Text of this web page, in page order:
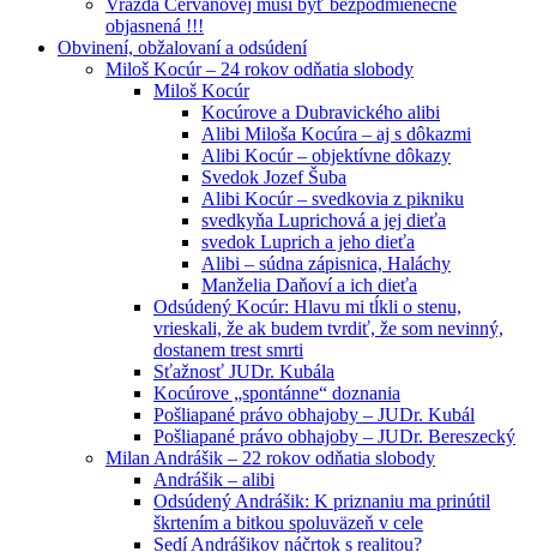
objasnená !!!
Obvinení, obžalovaní a odsúdení
Miloš Kocúr – 24 rokov odňatia slobody
Miloš Kocúr
Kocúrove a Dubravického alibi
Alibi Miloša Kocúra – aj s dôkazmi
Alibi Kocúr – objektívne dôkazy
Svedok Jozef Šuba
Alibi Kocúr – svedkovia z pikniku
svedkyňa Luprichová a jej dieťa
svedok Luprich a jeho dieťa
Alibi – súdna zápisnica, Haláchy
Manželia Daňoví a ich dieťa
Odsúdený Kocúr: Hlavu mi tĺkli o stenu,
vrieskali, že ak budem tvrdiť, že som nevinný,
dostanem trest smrti
Sťažnosť JUDr. Kubála
Kocúrove „spontánne“ doznania
Pošliapané právo obhajoby – JUDr. Kubál
Pošliapané právo obhajoby – JUDr. Bereszecký
Milan Andrášik – 22 rokov odňatia slobody
Andrášik – alibi
Odsúdený Andrášik: K priznaniu ma prinútil
škrtením a bitkou spoluväzeň v cele
Sedí Andrášikov náčrtok s realitou?